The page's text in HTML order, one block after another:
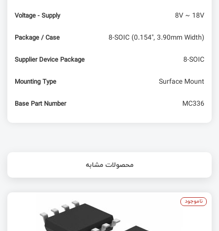
Voltage - Supply 8V ~ 18V
Package / Case 8-SOIC (0.154", 3.90mm Width)
Supplier Device Package 8-SOIC
Mounting Type Surface Mount
Base Part Number MC336
محصولات مشابه
ناموجود